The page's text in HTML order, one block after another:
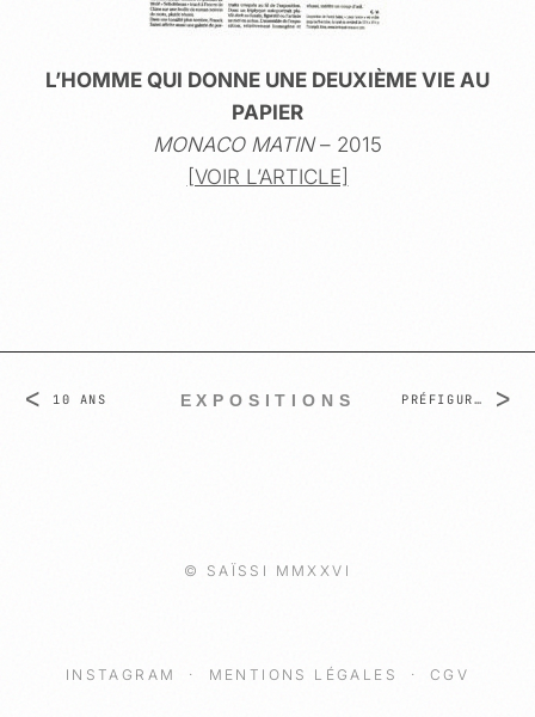
L’HOMME QUI DONNE UNE DEUXIÈME VIE AU
PAPIER
MONACO MATIN– 2015
[VOIR L’ARTICLE]
< 10 ANS EXPOSITIONS PRÉFIGURATION DU PALAIS DES EGO ÉTRANGES >
© SAÏSSI MMXXVI
INSTAGRAM · MENTIONS LÉGALES · CGV